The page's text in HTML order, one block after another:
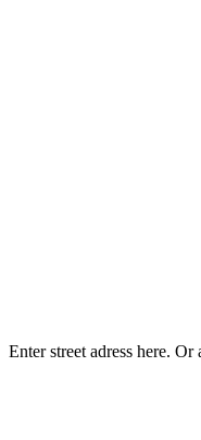
Enter street adress here.